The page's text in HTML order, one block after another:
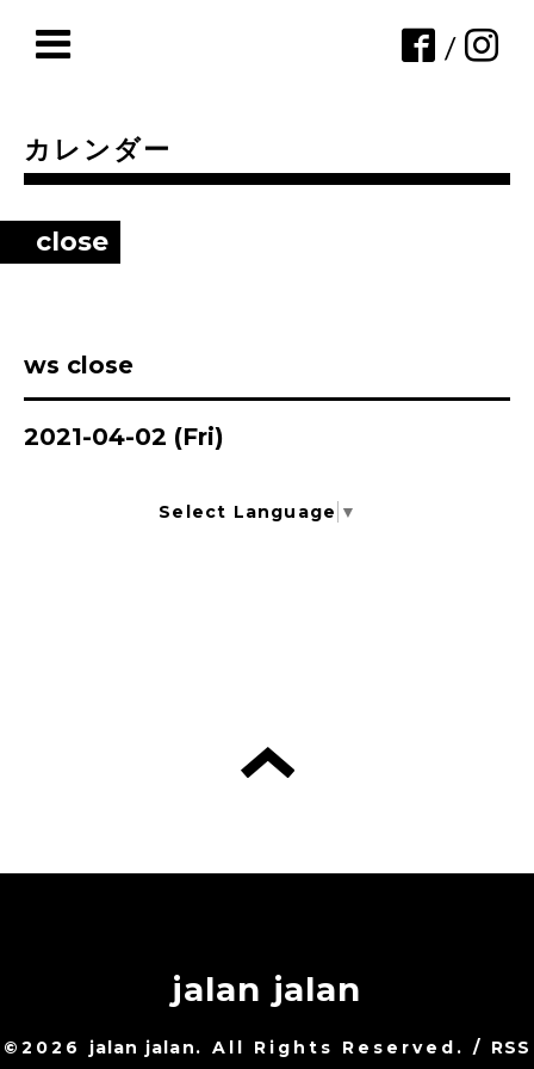
/
カレンダー
close
ws close
2021-04-02 (Fri)
Select Language ▼
jalan jalan
©2026 jalan jalan. All Rights Reserved. / RSS